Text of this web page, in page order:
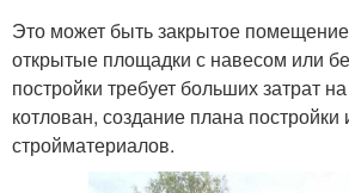
Это может быть закрытое
открытые площадки с навесом или
постройки требует больших затрат
котлован, создание плана постройки
стройматериалов.